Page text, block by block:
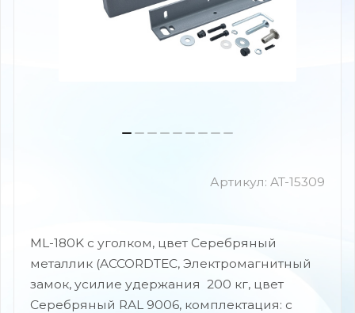
Артикул: AT-15309
ML-180K с уголком, цвет Серебряный
металлик (ACCORDTEC, Электромагнитный
замок, усилие удержания 200 кг, цвет
Серебряный RAL 9006, комплектация: с